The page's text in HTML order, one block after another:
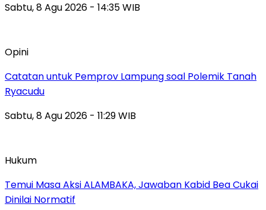
Sabtu, 8 Agu 2026 - 14:35 WIB
Opini
Catatan untuk Pemprov Lampung soal Polemik Tanah
Ryacudu
Sabtu, 8 Agu 2026 - 11:29 WIB
Hukum
Temui Masa Aksi ALAMBAKA, Jawaban Kabid Bea Cukai
Dinilai Normatif